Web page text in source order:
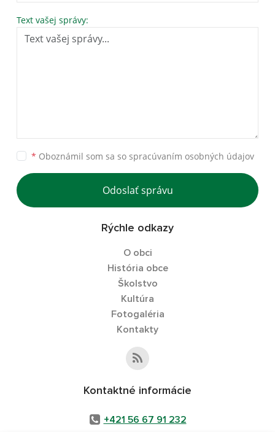
Text vašej správy:
* Oboznámil som sa so spracúvaním osobných údajov
Odoslať správu
Rýchle odkazy
O obci
História obce
Školstvo
Kultúra
Fotogaléria
Kontakty
Kontaktné informácie
+421 56 67 91 232